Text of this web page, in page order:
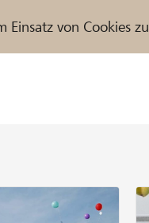
von Cookies